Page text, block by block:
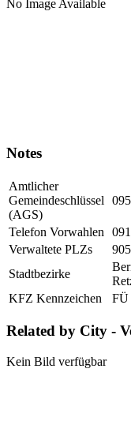
No Image Available
Notes
Amtlicher
Gemeindeschlüssel
(AGS)
Telefon Vorwahlen
Verwaltete PLZs
Stadtbezirke
KFZ Kennzeichen
FÜ
Related by City -
Kein Bild verfügbar